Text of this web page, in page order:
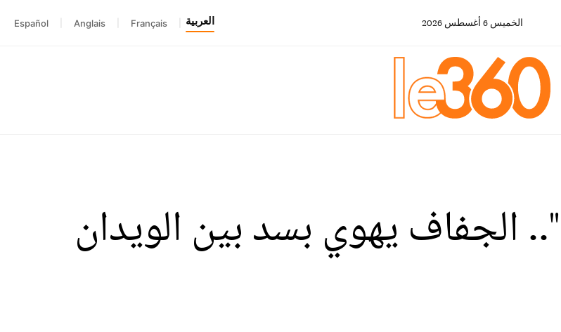
الخميس 6 أغسطس 2026 العربية Français
Anglais
Español
الجفاف يهوي بسد بين الويدان